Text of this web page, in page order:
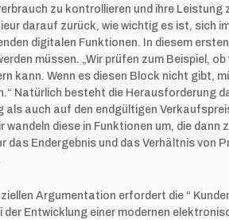
zu kontrollieren und ihre
darauf zurück, wie wichtig es ist, sich
digitalen Funktionen. In diesem
müssen. „Wir prüfen zum Beispiel,
kann. Wenn es diesen Block nicht gibt,
Natürlich besteht die Herausforderung
als auch auf den endgültigen
wandeln diese in Funktionen um, die
das Endergebnis und das Verhältnis von
Argumentation erfordert die “
Entwicklung einer modernen